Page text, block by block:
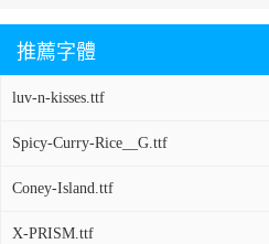
推薦字體
luv-n-kisses.ttf
Spicy-Curry-Rice__G.ttf
Coney-Island.ttf
X-PRISM.ttf